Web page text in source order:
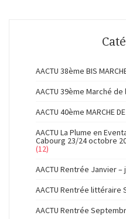
AACTU 38ème BIS
AACTU 39ème Marché de
AACTU 40ème MARCHE
AACTU La Plume en
Cabourg 23/24 octobre
(12)
AACTU Rentrée Janvier –
AACTU Rentrée littéraire
AACTU Rentrée